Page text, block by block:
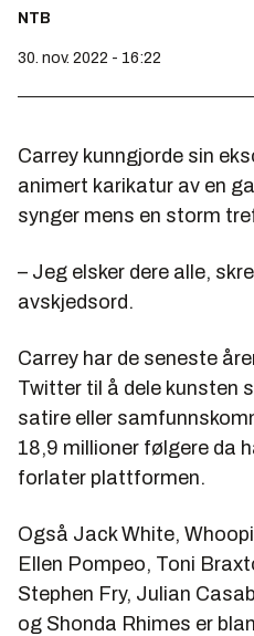
NTB
30. nov. 2022 - 16:22
Carrey kunngjorde sin
animert karikatur av en
synger mens en storm
– Jeg elsker dere alle,
avskjedsord.
Carrey har de seneste
Twitter til å dele kunsten
satire eller
18,9 millioner følgere da
forlater plattformen.
Også Jack White,
Ellen Pompeo, Toni
Stephen Fry, Julian
og Shonda Rhimes er